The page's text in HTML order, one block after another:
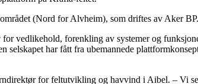
(Nord for Alvheim), som driftes av Aker BP.
vedlikehold, forenkling av systemer og
har fått fra ubemannede
for feltutvikling og havvind i Aibel. – Vi